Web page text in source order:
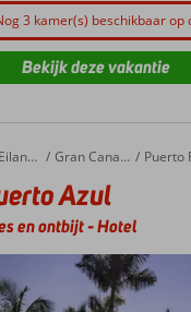
3 kamer(s) beschikbaar op
Bekijk deze vakantie
Gran Canaria Puerto
Azul
en ontbijt-Hotel